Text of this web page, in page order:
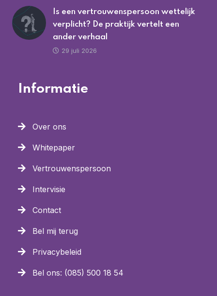
Is een vertrouwenspersoon wettelijk
verplicht? De praktijk vertelt een
ander verhaal
29 juli 2026
Informatie
Over ons
Whitepaper
Vertrouwenspersoon
Intervisie
Contact
Bel mij terug
Privacybeleid
Bel ons: (085) 500 18 54